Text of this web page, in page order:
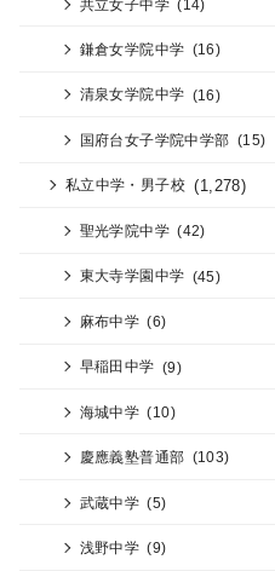
共立女子中学 (14)
鎌倉女学院中学 (16)
清泉女学院中学 (16)
国府台女子学院中学部 (15)
私立中学・男子校 (1,278)
聖光学院中学 (42)
東大寺学園中学 (45)
麻布中学 (6)
早稲田中学 (9)
海城中学 (10)
慶應義塾普通部 (103)
武蔵中学 (5)
浅野中学 (9)